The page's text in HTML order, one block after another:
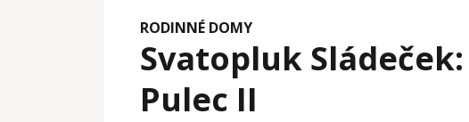
RODINNÉ DOMY
Svatopluk
Pulec II